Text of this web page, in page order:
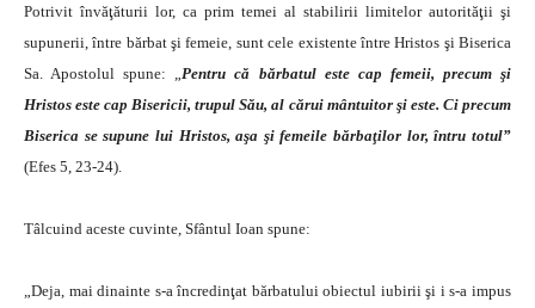
Potrivit învăţăturii lor, ca prim temei al stabilirii limitelor autorităţii şi
supunerii, între bărbat şi femeie, sunt cele existente între Hristos şi Biserica
Sa. Apostolul spune: „ Pentru că bărbatul este cap femeii, precum şi
Hristos este cap Bisericii, trupul Său, al cărui mântuitor şi este. Ci precum
Biserica se supune lui Hristos, aşa şi femeile bărbaţilor lor, întru totul”
(Efes 5, 23-24).
Tâlcuind aceste cuvinte, Sfântul Ioan spune:
„Deja, mai dinainte s-a încredinţat bărbatului obiectul iubirii şi i s-a impus